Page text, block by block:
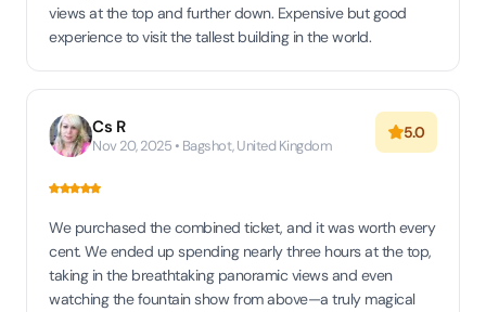
views at the top and further down. Expensive but good
experience to visit the tallest building in the world.
Cs R
Nov 20, 2025 • Bagshot, United Kingdom
5.0
We purchased the combined ticket, and it was worth every
cent. We ended up spending nearly three hours at the top,
taking in the breathtaking panoramic views and even
watching the fountain show from above—a truly magical